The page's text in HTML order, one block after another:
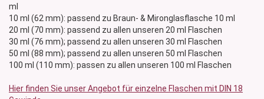
ml
10 ml (62 mm): passend zu Braun- & Mironglasflasche 10 ml
20 ml (70 mm): passend zu allen unseren 20 ml Flaschen
30 ml (76 mm); passend zu allen unseren 30 ml Flaschen
50 ml (88 mm); passend zu allen unseren 50 ml Flaschen
100 ml (110 mm): passen zu allen unseren 100 ml Flaschen
Hier finden Sie unser Angebot für einzelne Flaschen mit DIN 18